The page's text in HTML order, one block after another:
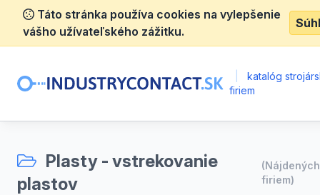
Táto stránka používa cookies na vylepšenie
vášho užívateľského zážitku.
katalóg
firiem
Plasty - vstrekovanie
plastov
firiem)